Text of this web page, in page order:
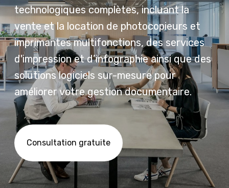
technologiques complètes, incluant la
vente et la location de photocopieurs et
imprimantes multifonctions, des services
d'impression et d’infographie ainsi que des
solutions logiciels sur-mesure pour
améliorer votre gestion documentaire.
Consultation gratuite